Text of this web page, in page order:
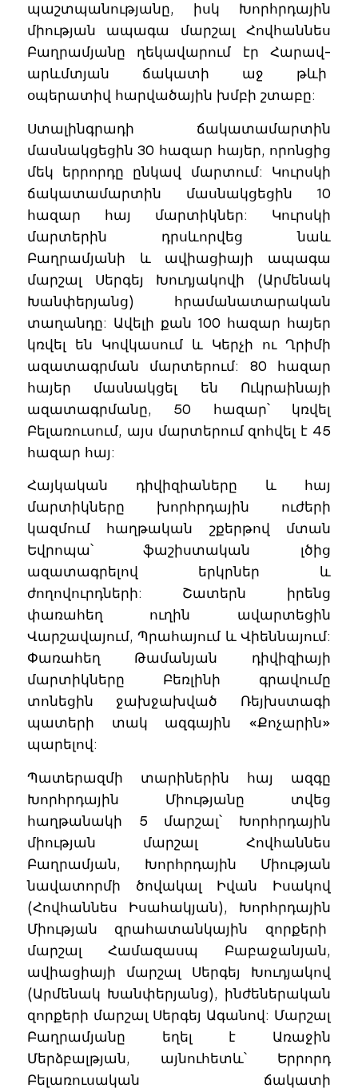
պաշտպանությանը, իսկ Խորհրդային
միության ապագա մարշալ Հովհաննես
Բաղրամյանը ղեկավարում էր Հարավ-
արևմտյան ճակատի աջ թևի
օպերատիվ հարվածային խմբի շտաբը:
Ստալինգրադի ճակատամարտին
մասնակցեցին 30 հազար հայեր, որոնցից
մեկ երրորդը ընկավ մարտում: Կուրսկի
ճակատամարտին մասնակցեցին 10
հազար հայ մարտիկներ: Կուրսկի
մարտերին դրսևորվեց նաև
Բաղրամյանի և ավիացիայի ապագա
մարշալ Սերգեյ Խուդյակովի (Արմենակ
Խանփերյանց) հրամանատարական
տաղանդը: Ավելի քան 100 հազար հայեր
կռվել են Կովկասում և Կերչի ու Ղրիմի
ազատագրման մարտերում: 80 հազար
հայեր մասնակցել են Ուկրաինայի
ազատագրմանը, 50 հազար՝ կռվել
Բելառուսում, այս մարտերում զոհվել է 45
հազար հայ:
Հայկական դիվիզիաները և հայ
մարտիկները խորհրդային ուժերի
կազմում հաղթական շքերթով մտան
Եվրոպա՝ ֆաշիստական լծից
ազատագրելով երկրներ և
ժողովուրդների: Շատերն իրենց
փառահեղ ուղին ավարտեցին
Վարշավայում, Պրահայում և Վիեննայում:
Փառահեղ Թամանյան դիվիզիայի
մարտիկները Բեռլինի գրավումը
տոնեցին ջախջախված Ռեյխստագի
պատերի տակ ազգային «Քոչարին»
պարելով:
Պատերազմի տարիներին հայ ազգը
Խորհրդային Միությանը տվեց
հաղթանակի 5 մարշալ՝ Խորհրդային
միության մարշալ Հովհաննես
Բաղրամյան, Խորհրդային Միության
նավատորմի ծովակալ Իվան Իսակով
(Հովհաննես Իսահակյան), Խորհրդային
Միության զրահատանկային զորքերի
մարշալ Համազասպ Բաբաջանյան,
ավիացիայի մարշալ Սերգեյ Խուդյակով
(Արմենակ Խանփերյանց), ինժեներական
զորքերի մարշալ Սերգեյ Ագանով: Մարշալ
Բաղրամյանը եղել է Առաջին
Մերձբալթյան, այնուհետև՝ Երրորդ
Բելառուսական ճակատի